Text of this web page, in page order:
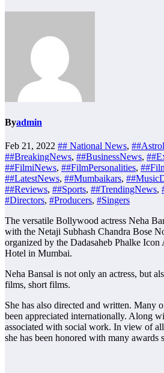
Byadmin
Feb 21, 2022 ## National News,
##BreakingNews, ##BusinessNews,
##FilmiNews, ##FilmPersonalities,
##LatestNews, ##Mumbaikars,
##Reviews, ##Sports, ##TrendingNews,
#Directors, #Producers, #Singers
The versatile Bollywood actress Neha
with the Netaji Subhash Chandra Bose
organized by the Dadasaheb Phalke
Hotel in Mumbai.
Neha Bansal is not only an actress, but
films, short films.
She has also directed and written. Many
been appreciated internationally. Along
associated with social work. In view of
she has been honored with many awards